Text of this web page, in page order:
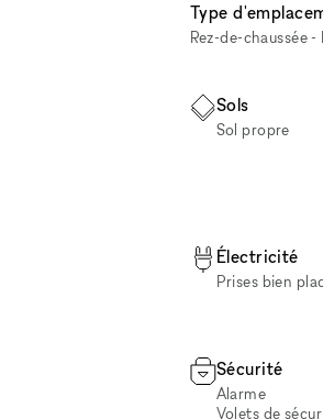
Type
Rez-de-chaussée -
Sols
Sol propre
Électricité
Prises bien
Sécurité
Alarme
Volets de